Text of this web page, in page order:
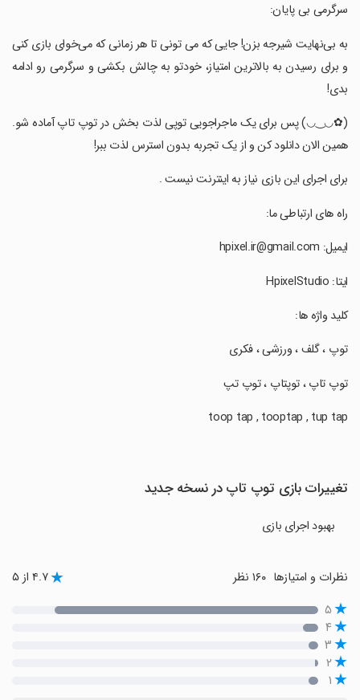
‏‏‏سرگرمی بی پایان:
‏‏‏به بی‌نهایت شیرجه بزن! جایی که می تونی تا هر زمانی که می‌خوای بازی کنی
و برای رسیدن به بالاترین امتیاز، خودتو به چالش بکشی و سرگرمی رو ادامه
بدی!
‏‏‏(✿◡‿◡) پس برای یک ماجراجویی توپی لذت بخش در توپ تاپ آماده شو.
همین الان دانلود کن و از یک تجربه بدون استرس لذت ببر!
‏‏‏برای اجرای این بازی نیاز به اینترنت نیست .
‏‏‏راه های ارتباطی ما:
‏‏‏ایمیل: hpixel.ir@gmail.com
‏‏‏ایتا: HpixelStudio
‏‏‏کلید واژه ها:
‏‏‏توپ ، گلف ، ورزشی ، فکری
‏‏‏توپ تاپ ، توپتاپ ، توپ تپ
تغییرات بازی ‏‏‏توپ تاپ در نسخه جدید
بهبود اجرای بازی
نظرات و امتیازها ۴.۷ از ۵
۵
۴
۳
۲
۱